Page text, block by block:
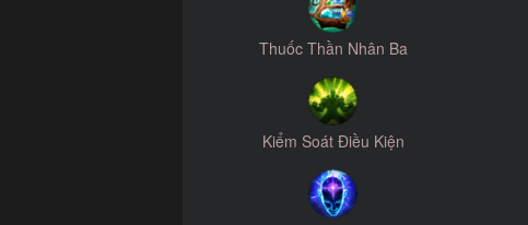
Thuốc Thần Nhân Ba
Kiểm Soát Điều Kiện